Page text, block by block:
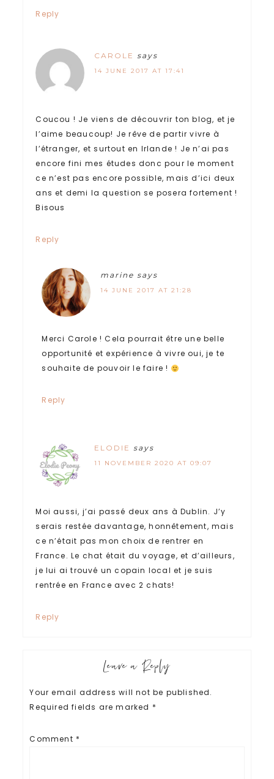
Reply
CAROLE says
14 JUNE 2017 AT 17:41
Coucou ! Je viens de découvrir ton blog, et je
l’aime beaucoup! Je rêve de partir vivre à
l’étranger, et surtout en Irlande ! Je n’ai pas
encore fini mes études donc pour le moment
ce n’est pas encore possible, mais d’ici deux
ans et demi la question se posera fortement !
Bisous
Reply
marine says
14 JUNE 2017 AT 21:28
Merci Carole ! Cela pourrait être une belle
opportunité et expérience à vivre oui, je te
souhaite de pouvoir le faire !
Reply
ELODIE says
11 NOVEMBER 2020 AT 09:07
Moi aussi, j’ai passé deux ans à Dublin. J’y
serais restée davantage, honnêtement, mais
ce n’était pas mon choix de rentrer en
France. Le chat était du voyage, et d’ailleurs,
je lui ai trouvé un copain local et je suis
rentrée en France avec 2 chats!
Reply
Leave a Reply
Your email address will not be published.
Required fields are marked *
Comment *